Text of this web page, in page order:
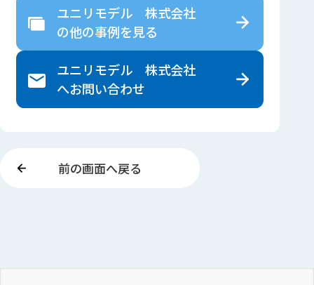
ユニリモデル 株式会社
の他の事例を見る
ユニリモデル 株式会社
へお問い合わせ
前の画面へ戻る